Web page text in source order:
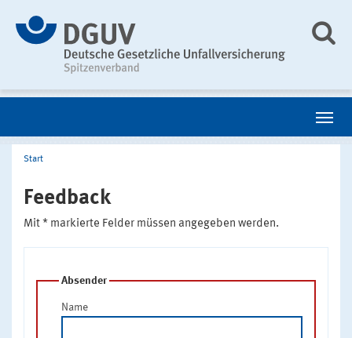
Start
Feedback
Mit * markierte Felder müssen angegeben werden.
Absender
Name